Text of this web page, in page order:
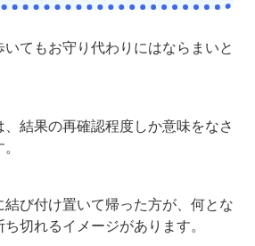
てもお守り代わりにはならまいと
結果の再確認程度しか意味をなさ
び付け置いて帰った方が、何とな
切れるイメージがあります。